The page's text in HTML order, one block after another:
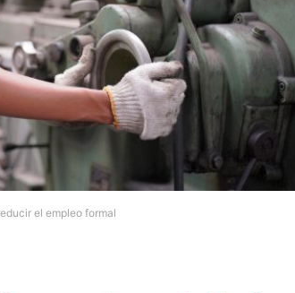
el empleo formal